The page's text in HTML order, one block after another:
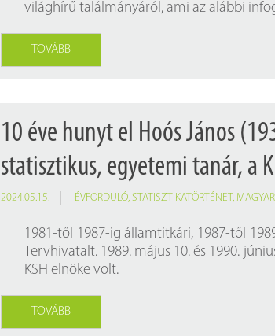
világhírű találmányáról, ami az alábbi
TOVÁBB
10 éve hunyt el Hoós János
statisztikus, egyetemi tanár, a
2024.05.15. ÉVFORDULÓ,STATISZTIKATÖRTÉNET,
1981-től 1987-ig államtitkári, 1987-től
Tervhivatalt. 1989. május 10. és 1990.
KSH elnöke volt.
TOVÁBB